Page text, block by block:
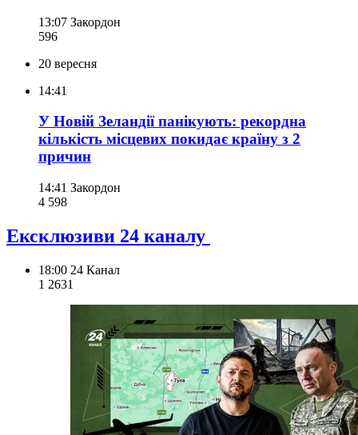
13:07 Закордон
596
20 вересня
14:41
У Новій Зеландії панікують: рекордна
кількість місцевих покидає країну з 2
причин
14:41 Закордон
4 598
Ексклюзиви 24 каналу
18:00 24 Канал
1 2631